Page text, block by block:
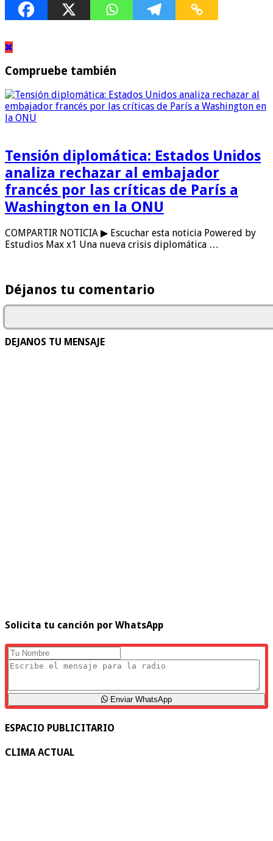
Compruebe también
Tensión diplomática: Estados Unidos
analiza rechazar al embajador
francés por las críticas de París a
Washington en la ONU
COMPARTIR NOTICIA ▶ Escuchar esta noticia Powered by
Estudios Max x1 Una nueva crisis diplomática …
Déjanos tu comentario
DEJANOS TU MENSAJE
Solicita tu canción por WhatsApp
Enviar WhatsApp
ESPACIO PUBLICITARIO
CLIMA ACTUAL